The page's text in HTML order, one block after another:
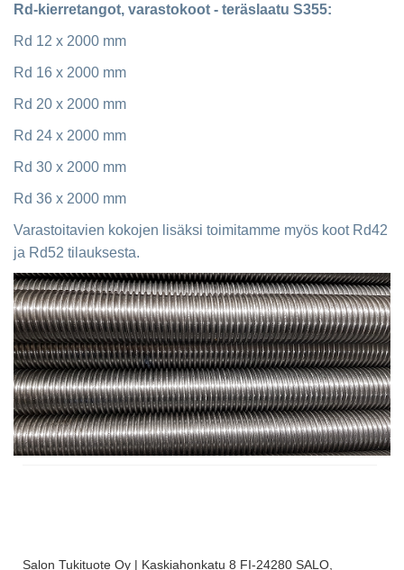
Rd-kierretangot, varastokoot - teräslaatu S355:
Rd 12 x 2000 mm
Rd 16 x 2000 mm
Rd 20 x 2000 mm
Rd 24 x 2000 mm
Rd 30 x 2000 mm
Rd 36 x 2000 mm
Varastoitavien kokojen lisäksi toimitamme myös koot Rd42
ja Rd52 tilauksesta.
Salon Tukituote Oy | Kaskiahonkatu 8 FI-24280 SALO,